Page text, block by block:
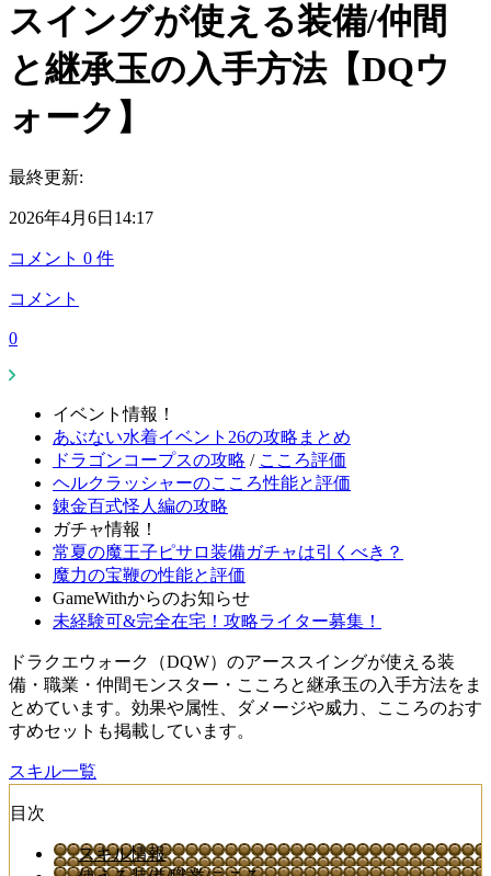
スイングが使える装備/仲間
と継承玉の入手方法【DQウ
ォーク】
最終更新:
2026年4月6日14:17
コメント 0 件
コメント
0
イベント情報！
あぶない水着イベント26の攻略まとめ
ドラゴンコープスの攻略 / こころ評価
ヘルクラッシャーのこころ性能と評価
錬金百式怪人編の攻略
ガチャ情報！
常夏の魔王子ピサロ装備ガチャは引くべき？
魔力の宝鞭の性能と評価
GameWithからのお知らせ
未経験可&完全在宅！攻略ライター募集！
ドラクエウォーク（DQW）のアーススイングが使える装
備・職業・仲間モンスター・こころと継承玉の入手方法をま
とめています。効果や属性、ダメージや威力、こころのおす
すめセットも掲載しています。
スキル一覧
目次
スキル情報